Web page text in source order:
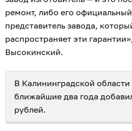
ремонт, либо его
представитель завода,
распространяет эти
Высокинский.
В Калининградской области
ближайшие два года
рублей.